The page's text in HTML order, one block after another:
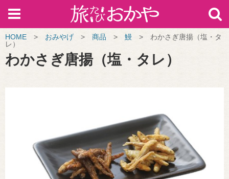
HOME > おみやげ > 商品 > 鰻 > わかさぎ唐揚（塩・タ
レ）
わかさぎ唐揚（塩・タレ）